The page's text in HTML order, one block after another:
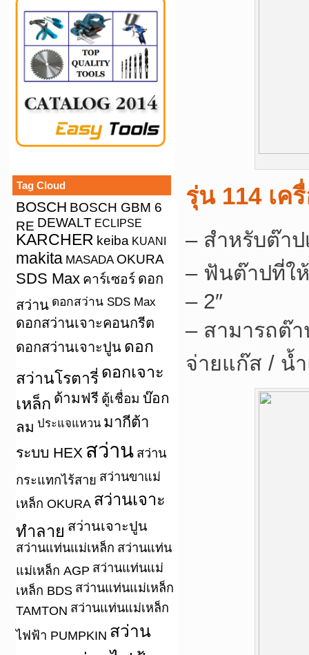
Tag Cloud
BOSCH BOSCH GBM 6
RE DEWALT ECLIPSE
KARCHER keiba KUANI
makita MASADA OKURA
SDS Max คาร์เซอร์ ดอก
สว่าน ดอกสว่าน SDS Max
ดอกสว่านเจาะคอนกรีต
ดอกสว่านเจาะปูน ดอก
สว่านโรตารี่ ดอกเจาะ
เหล็ก ด้ามฟรี ตู้เชื่อม บ๊อก
ลม ประแจแหวน มากีต้า
ระบบ HEX สว่าน สว่าน
กระแทกไร้สาย สว่านขาแม่
เหล็ก OKURA สว่านเจาะ
ทำลาย สว่านเจาะปูน
สว่านแท่นแม่เหล็ก สว่านแท่น
แม่เหล็ก AGP สว่านแท่นแม่
เหล็ก BDS สว่านแท่นแม่เหล็ก
TAMTON สว่านแท่นแม่เหล็ก
ไฟฟ้า PUMPKIN สว่าน
รุ่น 114 เค
– สำหรับต๊าป
– ฟันต๊าปที่ให้
– 2″
– สามารถต๊
จ่ายแก๊ส / น้